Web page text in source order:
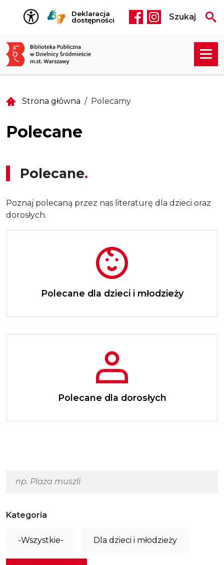
Przejdź do treści
Deklaracja
dostępności
Social media
Szukaj
Strona główna Polecamy
Polecane
Polecane
Poznaj polecaną przez nas literaturę dla dzieci oraz
dorosłych.
Polecane dla dzieci i młodzieży
Polecane dla dorosłych
Kategoria
-Wszystkie- Dla dzieci i młodzieży